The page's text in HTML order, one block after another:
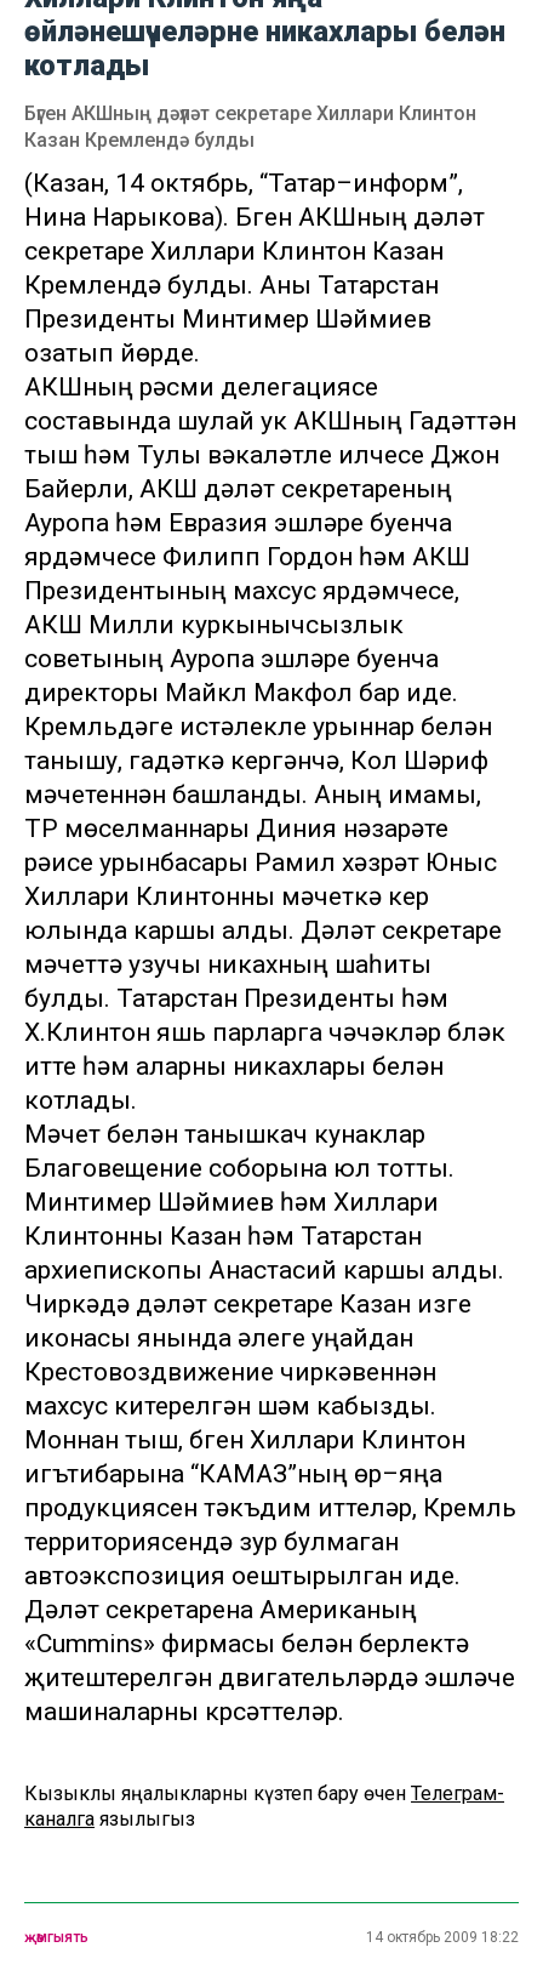
өйләнешүчеләрне никахлары белән
котлады
Бүген АКШның дәүләт секретаре Хиллари Клинтон
Казан Кремлендә булды
(Казан, 14 октябрь, “Татар–информ”,
Нина Нарыкова). Бүген АКШның дәүләт
секретаре Хиллари Клинтон Казан
Кремлендә булды. Аны Татарстан
Президенты Минтимер Шәймиев
озатып йөрде.
АКШның рәсми делегациясе
составында шулай ук АКШның Гадәттән
тыш һәм Тулы вәкаләтле илчесе Джон
Байерли, АКШ дәүләт секретареның
Ауропа һәм Евразия эшләре буенча
ярдәмчесе Филипп Гордон һәм АКШ
Президентының махсус ярдәмчесе,
АКШ Милли куркынычсызлык
советының Ауропа эшләре буенча
директоры Майкл Макфол бар иде.
Кремльдәге истәлекле урыннар белән
танышу, гадәткә кергәнчә, Кол Шәриф
мәчетеннән башланды. Аның имамы,
ТР мөселманнары Диния нәзарәте
рәисе урынбасары Рамил хәзрәт Юныс
Хиллари Клинтонны мәчеткә керү
юлында каршы алды. Дәүләт секретаре
мәчеттә узучы никахның шаһиты
булды. Татарстан Президенты һәм
Х.Клинтон яшь парларга чәчәкләр бүләк
итте һәм аларны никахлары белән
котлады.
Мәчет белән танышкач кунаклар
Благовещение соборына юл тотты.
Минтимер Шәймиев һәм Хиллари
Клинтонны Казан һәм Татарстан
архиепископы Анастасий каршы алды.
Чиркәүдә дәүләт секретаре Казан изге
иконасы янында әлеге уңайдан
Крестовоздвижение чиркәвеннән
махсус китерелгән шәм кабызды.
Моннан тыш, бүген Хиллари Клинтон
игътибарына “КАМАЗ”ның өр–яңа
продукциясен тәкъдим иттеләр, Кремль
территориясендә зур булмаган
автоэкспозиция оештырылган иде.
Дәүләт секретарена Американың
«Cummins» фирмасы белән берлектә
җитештерелгән двигательләрдә эшләүче
машиналарны күрсәттеләр.
Кызыклы яңалыкларны күзәтеп бару өчен Телеграм-
каналга язылыгыз
җәмгыять 14 октябрь 2009 18:22